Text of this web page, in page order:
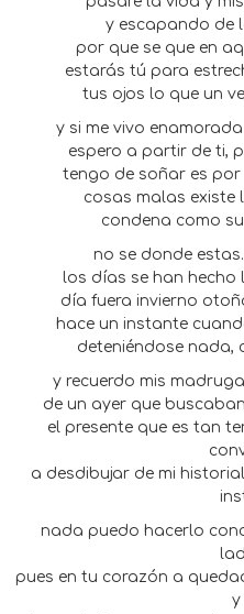
y escapando de
por que se que en
estarás tú para
tus ojos lo que un
y si me vivo
espero a partir de ti,
tengo de soñar es
cosas malas existe
condena como
no se donde
los días se han hecho
día fuera invierno
hace un instante
deteniéndose nada,
y recuerdo mis
de un ayer que
el presente que es tan
a desdibujar de mi
nada puedo hacerlo
pues en tu corazón a
y